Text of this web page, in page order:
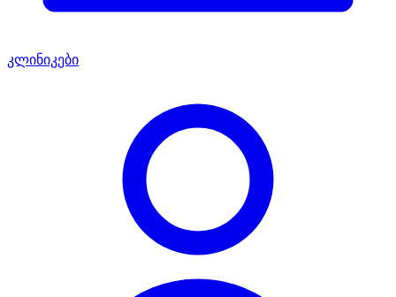
კლინიკები